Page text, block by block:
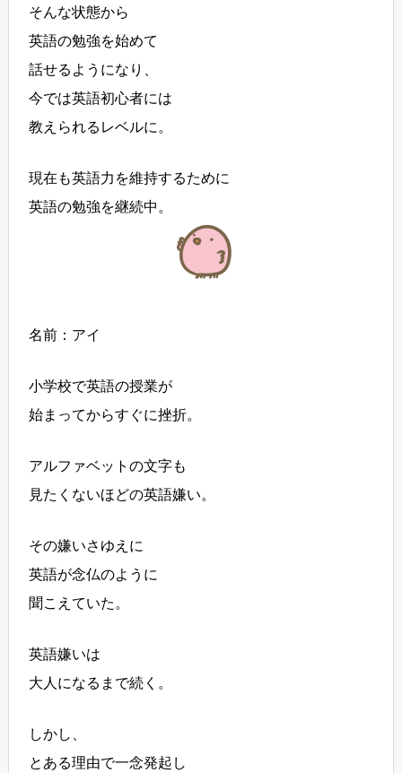
そんな状態から
英語の勉強を始めて
話せるようになり、
今では英語初心者には
教えられるレベルに。
現在も英語力を維持するために
英語の勉強を継続中。
名前：アイ
小学校で英語の授業が
始まってからすぐに挫折。
アルファベットの文字も
見たくないほどの英語嫌い。
その嫌いさゆえに
英語が念仏のように
聞こえていた。
英語嫌いは
大人になるまで続く。
しかし、
とある理由で一念発起し